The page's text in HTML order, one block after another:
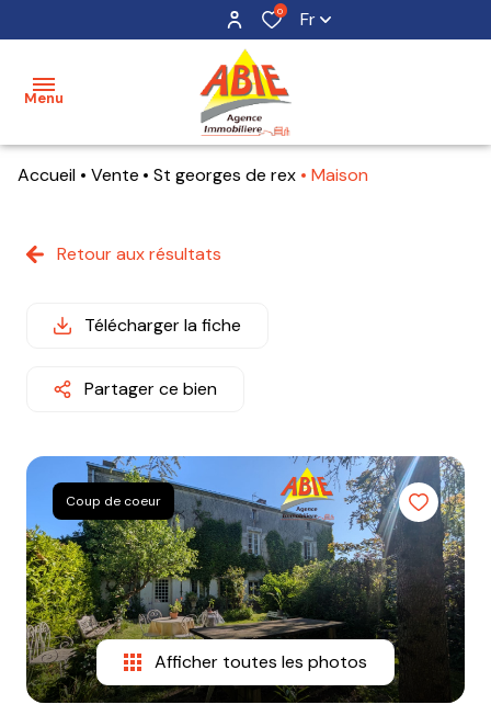
0 Fr
Menu
acheter
maisons
terrains
mon
alerte
e-
mail
equipe
contact
Accueil Vente St georges de rex Maison
Retour aux résultats
Télécharger la fiche
Partager ce bien
Coup de coeur
Afficher toutes les photos